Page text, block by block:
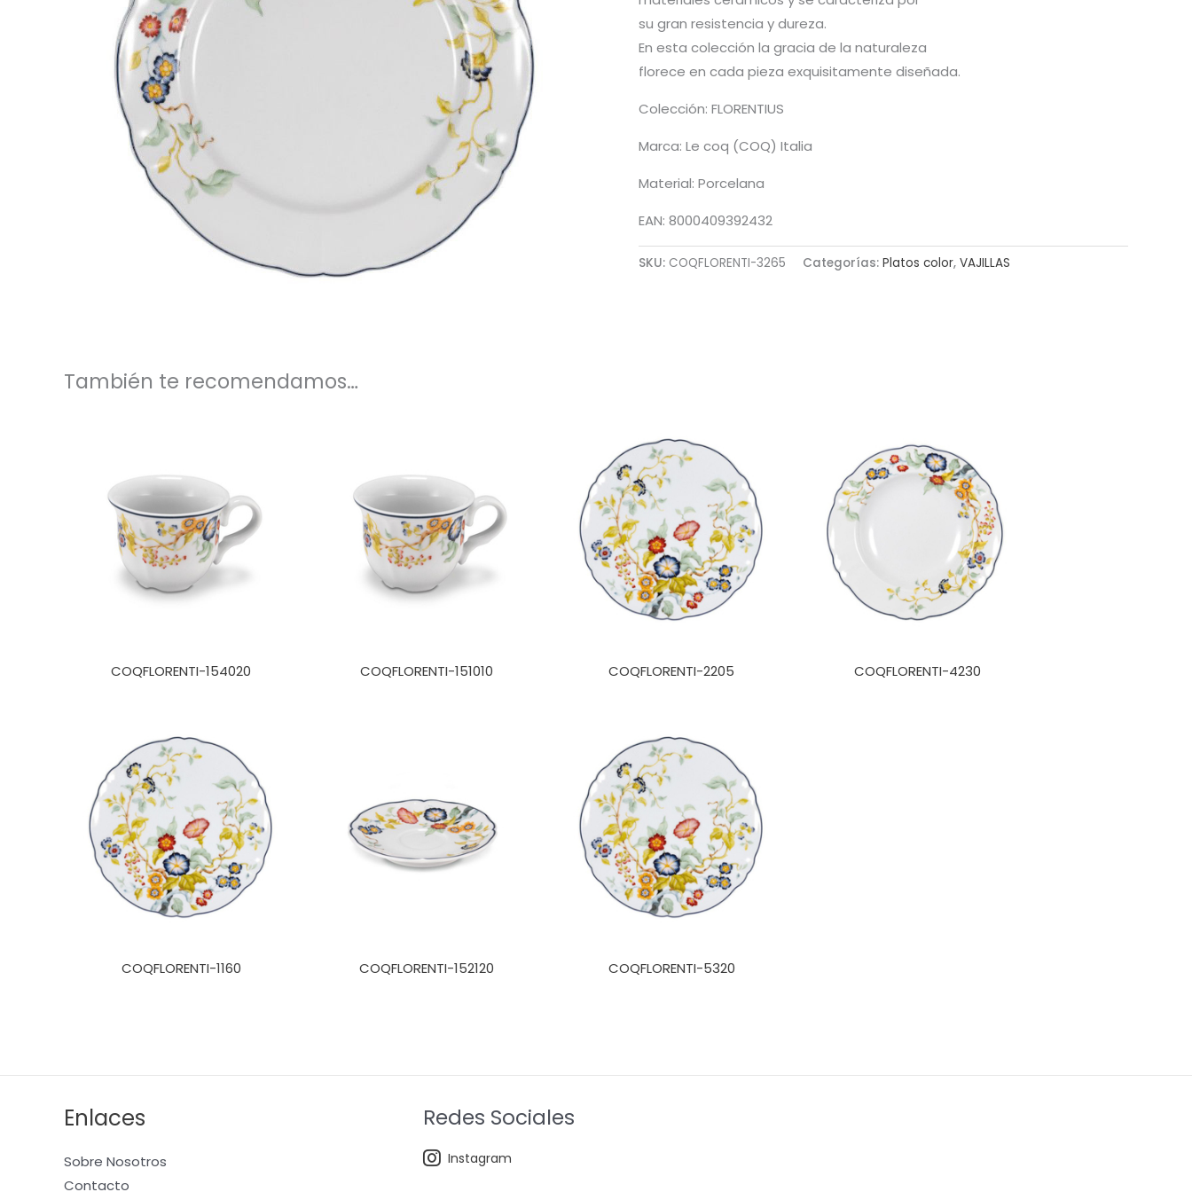
su gran resistencia y dureza.
En esta colección la gracia de la naturaleza
florece en cada pieza exquisitamente diseñada.
Colección: FLORENTIUS
Marca: Le coq (COQ) Italia
Material: Porcelana
EAN: 8000409392432
SKU: COQFLORENTI-3265 Categorías: Platos color, VAJILLAS
También te recomendamos…
COQFLORENTI-154020 COQFLORENTI-151010 COQFLORENTI-2205 COQFLORENTI-4230
COQFLORENTI-1160 COQFLORENTI-152120 COQFLORENTI-5320
Enlaces
Sobre Nosotros
Contacto
Redes Sociales
Instagram